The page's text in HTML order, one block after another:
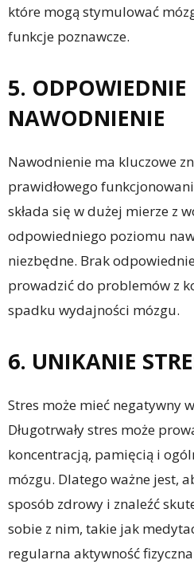
które mogą stymulować
funkcje poznawcze.
5. ODPOWIEDNIE
NAWODNIENIE
Nawodnienie ma kluczowe
prawidłowego
składa się w dużej mierze z
odpowiedniego poziomu
niezbędne. Brak
prowadzić do problemów z
spadku wydajności mózgu.
6. UNIKANIE
Stres może mieć negatywny
Długotrwały stres może
koncentracją, pamięcią i
mózgu. Dlatego ważne jest,
sposób zdrowy i znaleźć
sobie z nim, takie jak
regularna aktywność